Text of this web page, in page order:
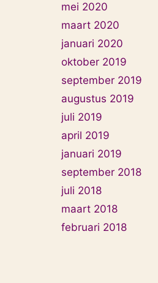
mei 2020
maart 2020
januari 2020
oktober 2019
september 2019
augustus 2019
juli 2019
april 2019
januari 2019
september 2018
juli 2018
maart 2018
februari 2018